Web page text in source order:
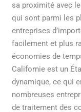
sa proximité avec
qui sont parmi les
entreprises
facilement et plus
économies de
Californie est un
dynamique, ce qui
nombreuses
de traitement des